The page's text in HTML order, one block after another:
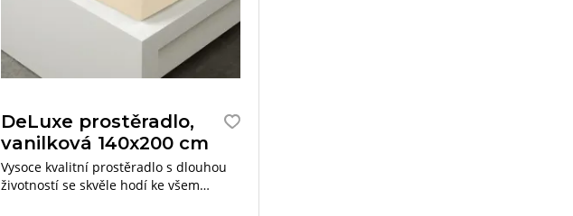
DeLuxe prostěradlo,
vanilková 140x200 cm
Vysoce kvalitní prostěradlo s dlouhou
životností se skvěle hodí ke všem